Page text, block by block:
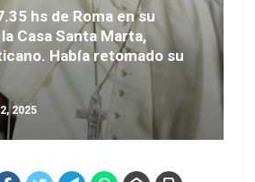
hs de Roma en su
Casa Santa Marta,
Había retomado su
2025